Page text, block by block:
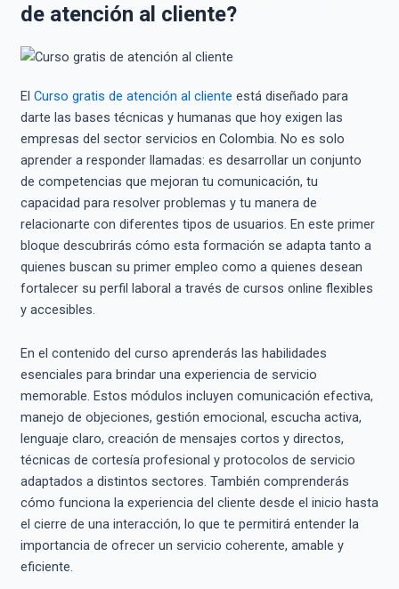
de atención al cliente?
El Curso gratis de atención al cliente está diseñado para
darte las bases técnicas y humanas que hoy exigen las
empresas del sector servicios en Colombia. No es solo
aprender a responder llamadas: es desarrollar un conjunto
de competencias que mejoran tu comunicación, tu
capacidad para resolver problemas y tu manera de
relacionarte con diferentes tipos de usuarios. En este primer
bloque descubrirás cómo esta formación se adapta tanto a
quienes buscan su primer empleo como a quienes desean
fortalecer su perfil laboral a través de cursos online flexibles
y accesibles.
En el contenido del curso aprenderás las habilidades
esenciales para brindar una experiencia de servicio
memorable. Estos módulos incluyen comunicación efectiva,
manejo de objeciones, gestión emocional, escucha activa,
lenguaje claro, creación de mensajes cortos y directos,
técnicas de cortesía profesional y protocolos de servicio
adaptados a distintos sectores. También comprenderás
cómo funciona la experiencia del cliente desde el inicio hasta
el cierre de una interacción, lo que te permitirá entender la
importancia de ofrecer un servicio coherente, amable y
eficiente.